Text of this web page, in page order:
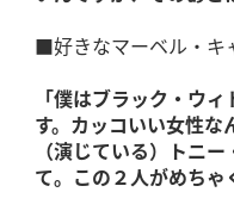
■好きなマーベル・キ
「僕はブラック・ウ
す。カッコいい女性な
（演じている）トニ
て。この２人がめちゃ